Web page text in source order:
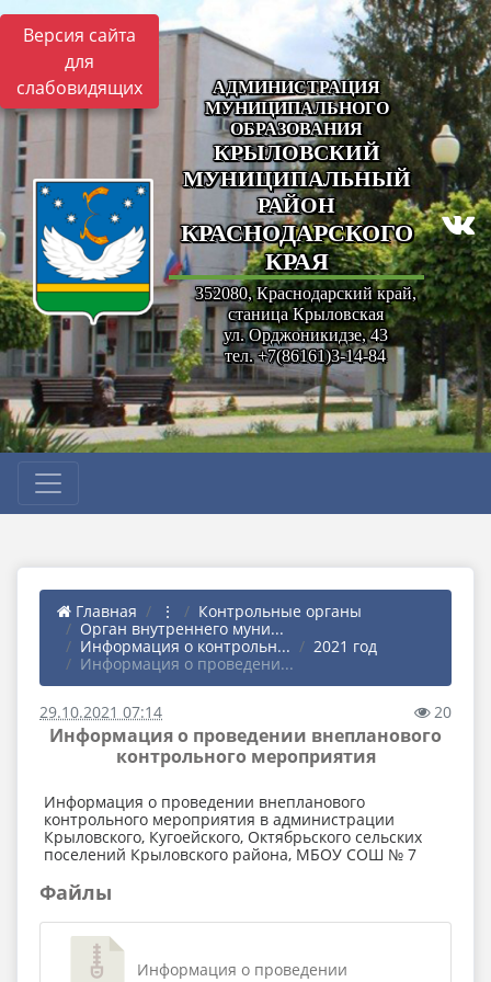
Версия сайта
для
слабовидящих
АДМИНИСТРАЦИЯ
МУНИЦИПАЛЬНОГО
ОБРАЗОВАНИЯ
КРЫЛОВСКИЙ
МУНИЦИПАЛЬНЫЙ
РАЙОН
КРАСНОДАРСКОГО
КРАЯ
352080, Краснодарский край,
станица Крыловская
ул. Орджоникидзе, 43
тел. +7(86161)3-14-84
Главная ⋮
Контрольные органы
Орган внутреннего муни...
Информация о контрольн...
2021 год
Информация о проведени...
29.10.2021 07:14 20
Информация о проведении внепланового
контрольного мероприятия
Информация о проведении внепланового
контрольного мероприятия в администрации
Крыловского, Кугоейского, Октябрьского сельских
поселений Крыловского района, МБОУ СОШ № 7
Файлы
Информация о проведении